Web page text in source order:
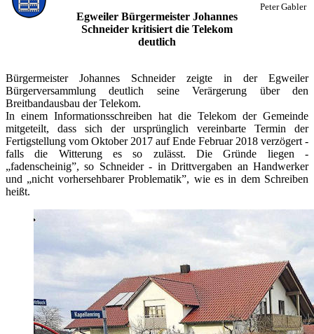
Egweiler Bürgermeister Johannes
Schneider kritisiert die Telekom
deutlich
Peter Gabler
Bürgermeister Johannes Schneider zeigte in der Egweiler
Bürgerversammlung deutlich seine Verärgerung über den
Breitbandausbau der Telekom.
In einem Informationsschreiben hat die Telekom der Gemeinde
mitgeteilt, dass sich der ursprünglich vereinbarte Termin der
Fertigstellung vom Oktober 2017 auf Ende Februar 2018 verzögert -
falls die Witterung es so zulässt. Die Gründe liegen -
„fadenscheinig”, so Schneider - in Drittvergaben an Handwerker
und „nicht vorhersehbarer Problematik”, wie es in dem Schreiben
heißt.